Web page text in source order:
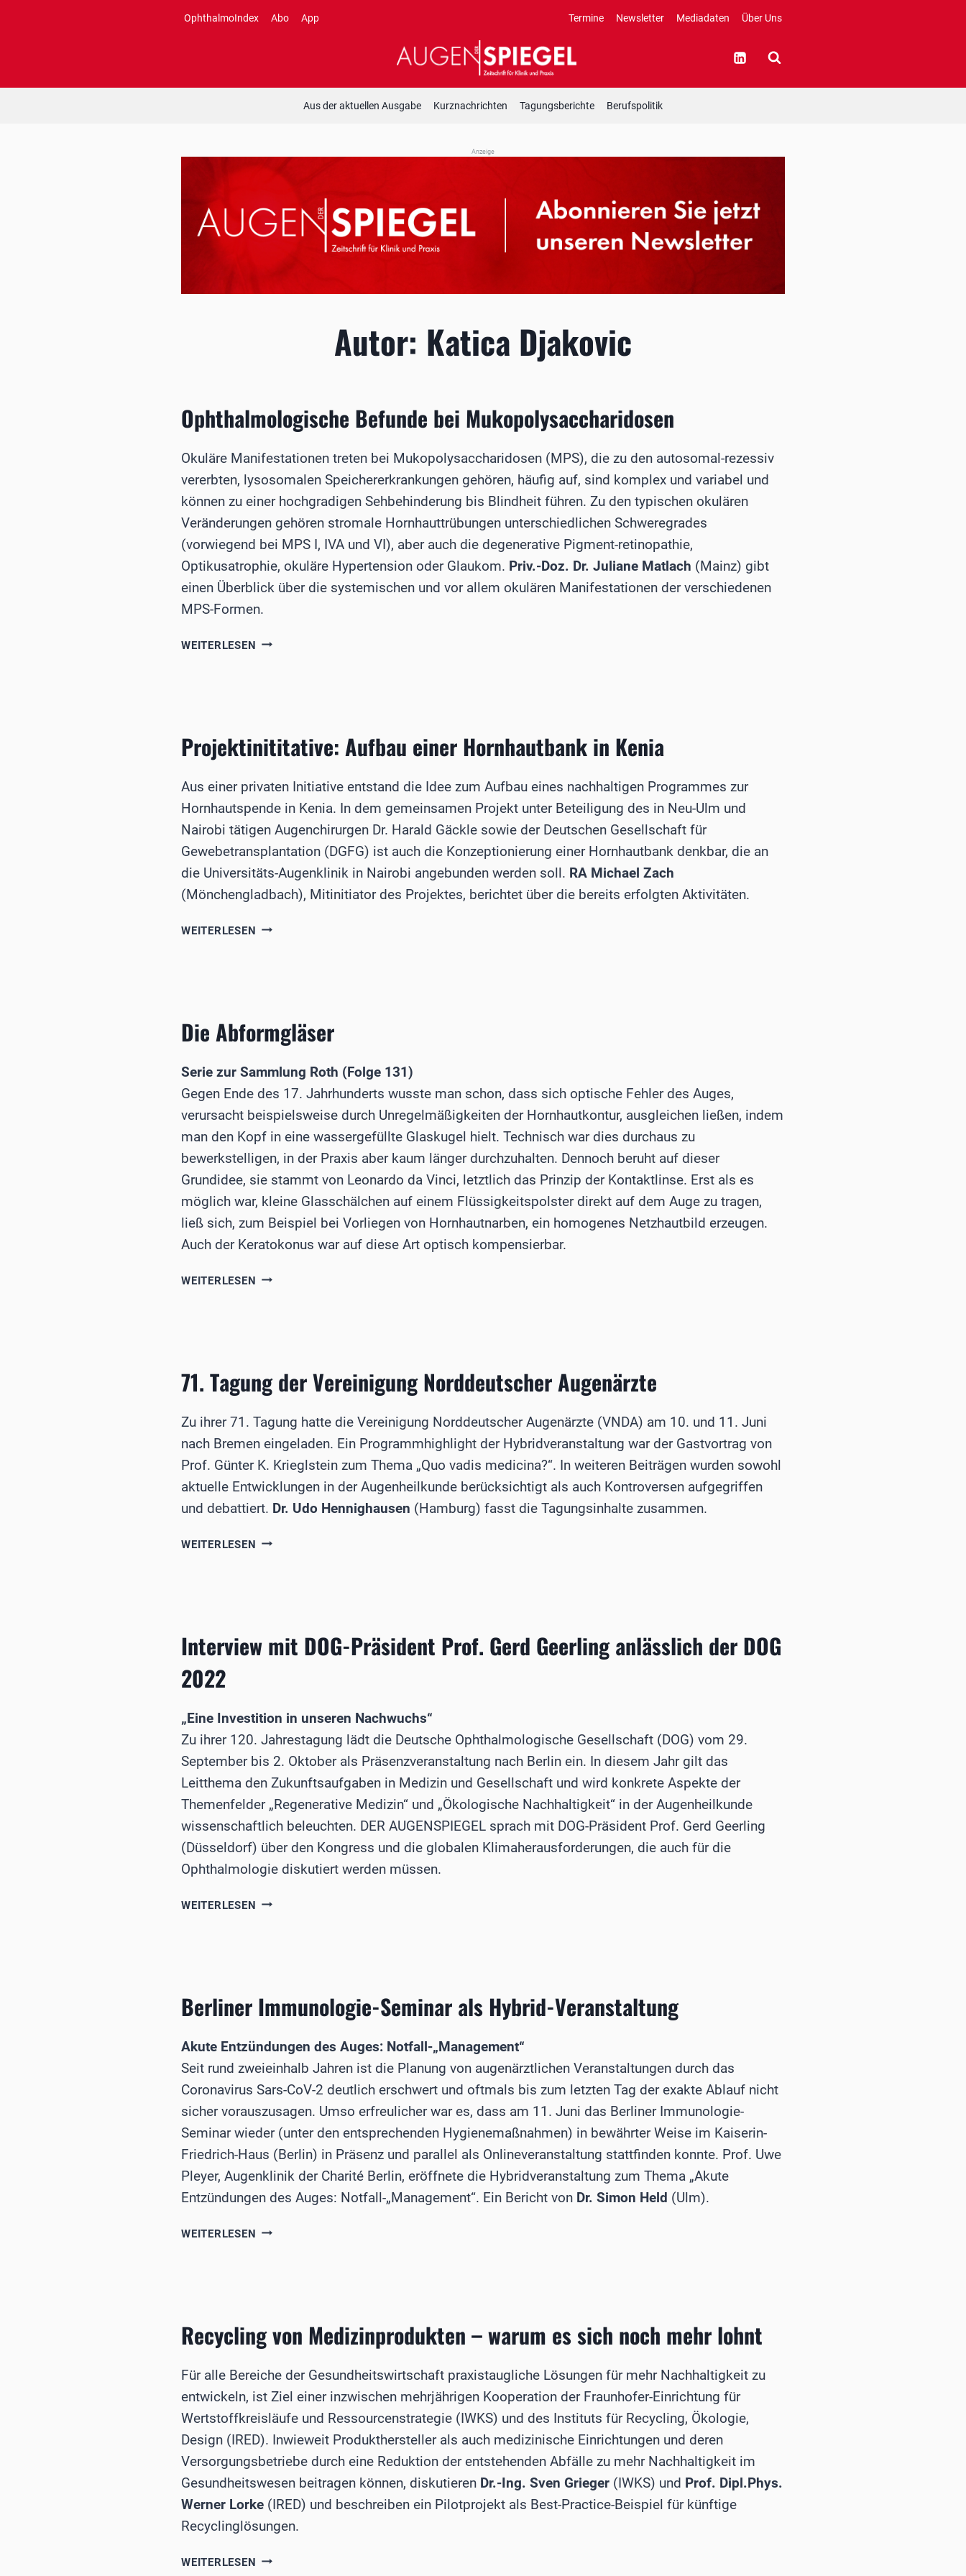
OphthalmoIndex Abo App Termine Newsletter Mediadaten Über Uns
Aus der aktuellen Ausgabe Kurznachrichten Tagungsberichte Berufspolitik
Anzeige
Autor: Katica Djakovic
Ophthalmologische Befunde bei Mukopolysaccharidosen
Okuläre Manifestationen treten bei Mukopolysaccharidosen (MPS), die zu den autosomal-rezessiv
vererbten, lysosomalen Speichererkrankungen gehören, häufig auf, sind komplex und variabel und
können zu einer hochgradigen Sehbehinderung bis Blindheit führen. Zu den typischen okulären
Veränderungen gehören stromale Hornhauttrübungen unterschiedlichen Schweregrades
(vorwiegend bei MPS I, IVA und VI), aber auch die degenerative Pigment-retinopathie,
Optikusatrophie, okuläre Hypertension oder Glaukom. Priv.-Doz. Dr. Juliane Matlach (Mainz) gibt
einen Überblick über die systemischen und vor allem okulären Manifestationen der verschiedenen
MPS-Formen.
WEITERLESEN OPHTHALMOLOGISCHE
Projektinititative: Aufbau einer ­Hornhautbank in Kenia
Aus einer privaten Initiative entstand die Idee zum Aufbau eines nachhaltigen Programmes zur
Hornhautspende in Kenia. In dem gemeinsamen Projekt unter Beteiligung des in Neu-Ulm und
Nairobi tätigen Augenchirurgen ­­Dr. Harald Gäckle sowie der Deutschen Gesellschaft für
Gewebetransplantation (DGFG) ist auch die Konzeptionierung einer Hornhautbank denkbar, die an
die Universitäts-Augenklinik in Nairobi angebunden werden soll. RA Michael Zach
(Mönchengladbach), Mit­initiator des Projektes, berichtet über die bereits erfolgten Aktivitäten.
WEITERLESEN PROJEKTINITITATIVE:
KENIA
Die Abformgläser
Serie zur Sammlung Roth (Folge 131)
Gegen Ende des 17. Jahrhunderts wusste man schon, dass sich optische Fehler des Auges,
verursacht beispielsweise durch Unregelmäßigkeiten der Hornhautkontur, ausgleichen ließen, indem
man den Kopf in eine wassergefüllte Glaskugel hielt. Technisch war dies durchaus zu
bewerkstelligen, in der Praxis aber kaum länger durchzuhalten. Dennoch beruht auf dieser
Grundidee, sie stammt von Leonardo da Vinci, letztlich das Prinzip der Kontaktlinse. Erst als es
möglich war, kleine Glasschälchen auf einem Flüssigkeitspolster direkt auf dem Auge zu tragen,
ließ sich, zum Beispiel bei Vorliegen von Hornhautnarben, ein homogenes Netzhautbild erzeugen.
Auch der Keratokonus war auf diese Art optisch kompensierbar.
WEITERLESEN DIE
71. Tagung der Vereinigung Norddeutscher Augenärzte
Zu ihrer 71. Tagung hatte die Vereinigung Norddeutscher Augenärzte (VNDA) am 10. und 11. Juni
nach Bremen eingeladen. Ein Programmhighlight der Hybridveranstaltung war der Gastvortrag von
Prof. Günter K. Krieglstein zum Thema „Quo vadis medicina?“. In weiteren Beiträgen wurden sowohl
aktuelle Entwicklungen in der Augenheilkunde berücksichtigt als auch Kontroversen aufgegriffen
und debattiert. Dr. Udo Hennighausen (Hamburg) fasst die Tagungsinhalte zusammen.
WEITERLESEN 71.
Interview mit DOG-Präsident Prof. Gerd Geerling anlässlich der DOG
2022
„Eine Investition in unseren Nachwuchs“
Zu ihrer 120. Jahrestagung lädt die Deutsche Ophthalmologische Gesellschaft (DOG) vom 29.
September bis 2. Oktober als Präsenzveranstaltung nach Berlin ein. In diesem Jahr gilt das
Leitthema den Zukunftsaufgaben in Medizin und Gesellschaft und wird konkrete Aspekte der
Themenfelder „Regenerative Medizin“ und „Ökologische Nachhaltigkeit“ in der Augenheilkunde
wissenschaftlich beleuchten. DER AUGENSPIEGEL sprach mit DOG-Präsident Prof. Gerd Geerling
(Düsseldorf) über den Kongress und die globalen Klimaherausforderungen, die auch für die
Ophthalmologie diskutiert werden müssen.
WEITERLESEN INTERVIEW
GEERLING
DER
2022
Berliner Immunologie-Seminar als Hybrid-Veranstaltung
Akute Entzündungen des Auges: Notfall-„Management“
Seit rund zweieinhalb Jahren ist die Planung von augenärztlichen Veranstaltungen durch das
Coronavirus Sars-CoV-2 deutlich erschwert und oftmals bis zum letzten Tag der exakte Ablauf nicht
sicher vorauszusagen. Umso erfreulicher war es, dass am 11. Juni das Berliner Immunologie-
Seminar wieder (unter den entsprechenden Hygiene­maßnahmen) in bewährter Weise im Kaiserin-
Friedrich-Haus (Berlin) in Präsenz und parallel als Onlineveranstaltung stattfinden konnte. Prof. Uwe
Pleyer, Augenklinik der Charité Berlin, eröffnete die Hybridveranstaltung zum Thema „Akute
Entzündungen des Auges: Notfall-„Management“. Ein Bericht von Dr. Simon Held (Ulm).
WEITERLESEN BERLINER
Recycling von Medizinprodukten – warum es sich noch mehr lohnt
Für alle Bereiche der Gesundheitswirtschaft praxistaugliche Lösungen für mehr Nachhaltigkeit zu
entwickeln, ist Ziel einer inzwischen mehrjährigen Kooperation der Fraunhofer-Einrichtung für
Wertstoffkreisläufe und Ressourcenstrategie (IWKS) und des Instituts für Recycling, Ökologie,
Design (IRED). Inwieweit Produkthersteller als auch medizinische Einrichtungen und deren
Versorgungsbetriebe durch eine Reduktion der entstehenden Abfälle zu mehr Nachhaltigkeit im
Gesundheitswesen beitragen können, diskutieren Dr.-Ing. Sven Grieger (IWKS) und Prof. Dipl.Phys.
Werner Lorke (IRED) und beschreiben ein Pilotprojekt als Best-Practice-Beispiel für künftige
Recyclinglösungen.
WEITERLESEN RECYCLING